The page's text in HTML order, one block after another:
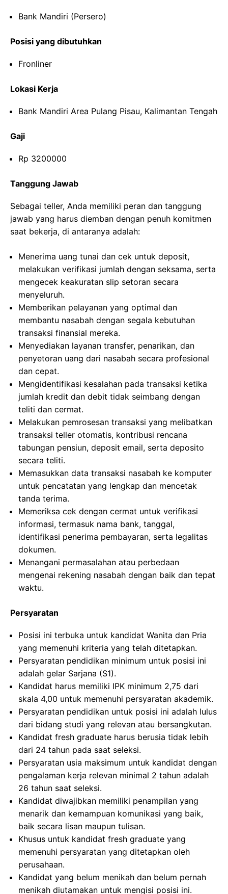
Bank Mandiri (Persero)
Posisi yang dibutuhkan
Fronliner
Lokasi Kerja
Bank Mandiri Area Pulang Pisau, Kalimantan Tengah
Gaji
Rp 3200000
Tanggung Jawab
Sebagai teller, Anda memiliki peran dan tanggung
jawab yang harus diemban dengan penuh komitmen
saat bekerja, di antaranya adalah:
Menerima uang tunai dan cek untuk deposit,
melakukan verifikasi jumlah dengan seksama, serta
mengecek keakuratan slip setoran secara
menyeluruh.
Memberikan pelayanan yang optimal dan
membantu nasabah dengan segala kebutuhan
transaksi finansial mereka.
Menyediakan layanan transfer, penarikan, dan
penyetoran uang dari nasabah secara profesional
dan cepat.
Mengidentifikasi kesalahan pada transaksi ketika
jumlah kredit dan debit tidak seimbang dengan
teliti dan cermat.
Melakukan pemrosesan transaksi yang melibatkan
transaksi teller otomatis, kontribusi rencana
tabungan pensiun, deposit email, serta deposito
secara teliti.
Memasukkan data transaksi nasabah ke komputer
untuk pencatatan yang lengkap dan mencetak
tanda terima.
Memeriksa cek dengan cermat untuk verifikasi
informasi, termasuk nama bank, tanggal,
identifikasi penerima pembayaran, serta legalitas
dokumen.
Menangani permasalahan atau perbedaan
mengenai rekening nasabah dengan baik dan tepat
waktu.
Persyaratan
Posisi ini terbuka untuk kandidat Wanita dan Pria
yang memenuhi kriteria yang telah ditetapkan.
Persyaratan pendidikan minimum untuk posisi ini
adalah gelar Sarjana (S1).
Kandidat harus memiliki IPK minimum 2,75 dari
skala 4,00 untuk memenuhi persyaratan akademik.
Persyaratan pendidikan untuk posisi ini adalah lulus
dari bidang studi yang relevan atau bersangkutan.
Kandidat fresh graduate harus berusia tidak lebih
dari 24 tahun pada saat seleksi.
Persyaratan usia maksimum untuk kandidat dengan
pengalaman kerja relevan minimal 2 tahun adalah
26 tahun saat seleksi.
Kandidat diwajibkan memiliki penampilan yang
menarik dan kemampuan komunikasi yang baik,
baik secara lisan maupun tulisan.
Khusus untuk kandidat fresh graduate yang
memenuhi persyaratan yang ditetapkan oleh
perusahaan.
Kandidat yang belum menikah dan belum pernah
menikah diutamakan untuk mengisi posisi ini.